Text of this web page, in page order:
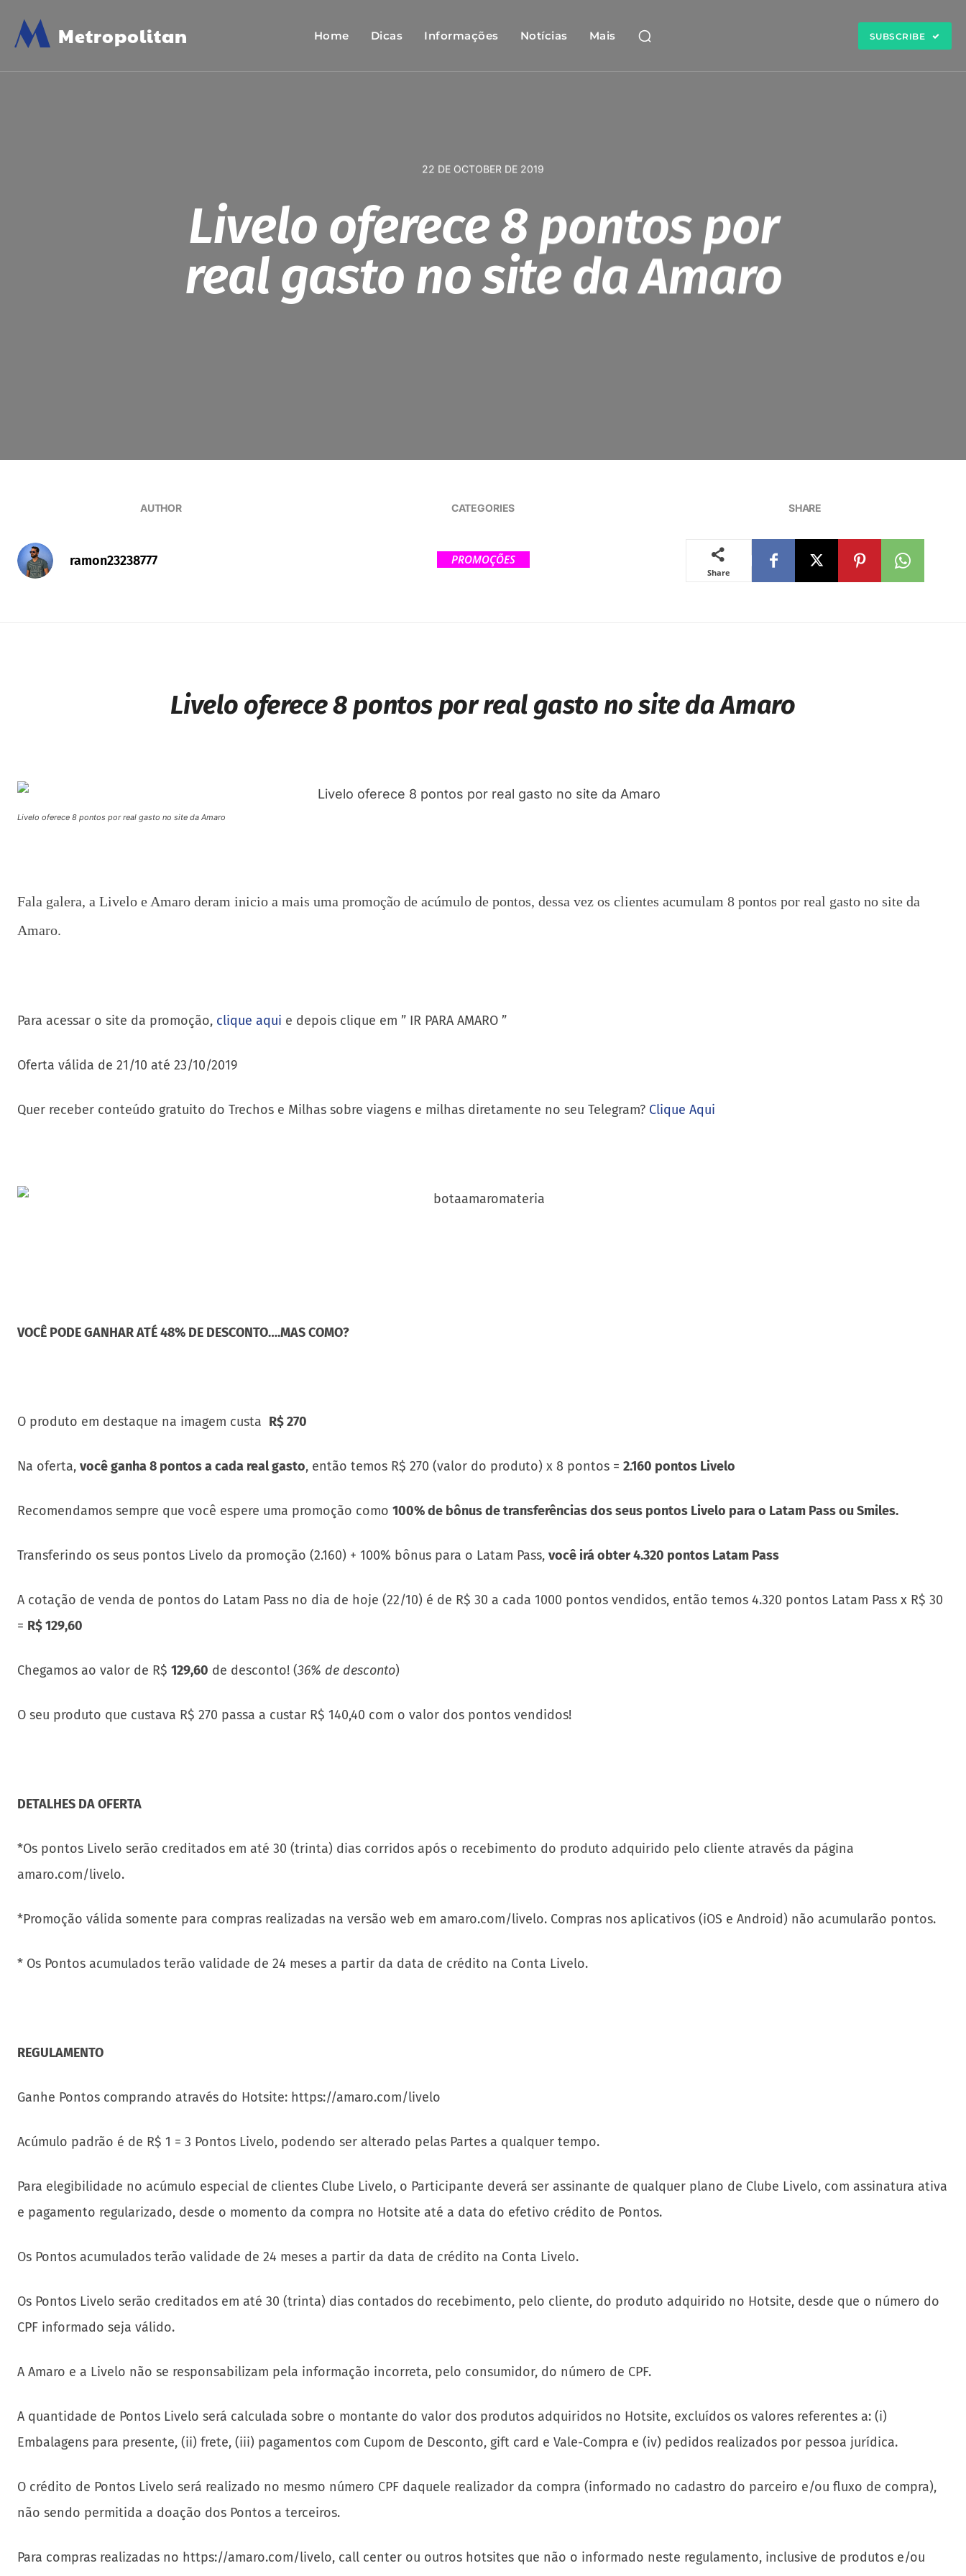
M Metropolitan Home Dicas Informações Notícias Mais SUBSCRIBE
22 DE OCTOBER DE 2019
Livelo oferece 8 pontos por
real gasto no site da Amaro
AUTHOR
ramon23238777
CATEGORIES
PROMOÇÕES
SHARE
Share
Livelo oferece 8 pontos por real gasto no site da Amaro
Livelo oferece 8 pontos por real gasto no site da Amaro
Fala galera, a Livelo e Amaro deram inicio a mais uma promoção de acúmulo de pontos, dessa vez os clientes acumulam 8 pontos por real gasto no site da
Amaro.
Para acessar o site da promoção, clique aqui e depois clique em ” IR PARA AMARO ”
Oferta válida de 21/10 até 23/10/2019
Quer receber conteúdo gratuito do Trechos e Milhas sobre viagens e milhas diretamente no seu Telegram? Clique Aqui
VOCÊ PODE GANHAR ATÉ 48% DE DESCONTO….MAS COMO?
O produto em destaque na imagem custa R$ 270
Na oferta, você ganha 8 pontos a cada real gasto, então temos R$ 270 (valor do produto) x 8 pontos = 2.160 pontos Livelo
Recomendamos sempre que você espere uma promoção como 100% de bônus de transferências dos seus pontos Livelo para o Latam Pass ou Smiles.
Transferindo os seus pontos Livelo da promoção (2.160) + 100% bônus para o Latam Pass, você irá obter 4.320 pontos Latam Pass
A cotação de venda de pontos do Latam Pass no dia de hoje (22/10) é de R$ 30 a cada 1000 pontos vendidos, então temos 4.320 pontos Latam Pass x R$ 30
= R$ 129,60
Chegamos ao valor de R$ 129,60 de desconto! (36% de desconto)
O seu produto que custava R$ 270 passa a custar R$ 140,40 com o valor dos pontos vendidos!
DETALHES DA OFERTA
*Os pontos Livelo serão creditados em até 30 (trinta) dias corridos após o recebimento do produto adquirido pelo cliente através da página
amaro.com/livelo.
*Promoção válida somente para compras realizadas na versão web em amaro.com/livelo. Compras nos aplicativos (iOS e Android) não acumularão pontos.
* Os Pontos acumulados terão validade de 24 meses a partir da data de crédito na Conta Livelo.
REGULAMENTO
Ganhe Pontos comprando através do Hotsite: https://amaro.com/livelo
Acúmulo padrão é de R$ 1 = 3 Pontos Livelo, podendo ser alterado pelas Partes a qualquer tempo.
Para elegibilidade no acúmulo especial de clientes Clube Livelo, o Participante deverá ser assinante de qualquer plano de Clube Livelo, com assinatura ativa
e pagamento regularizado, desde o momento da compra no Hotsite até a data do efetivo crédito de Pontos.
Os Pontos acumulados terão validade de 24 meses a partir da data de crédito na Conta Livelo.
Os Pontos Livelo serão creditados em até 30 (trinta) dias contados do recebimento, pelo cliente, do produto adquirido no Hotsite, desde que o número do
CPF informado seja válido.
A Amaro e a Livelo não se responsabilizam pela informação incorreta, pelo consumidor, do número de CPF.
A quantidade de Pontos Livelo será calculada sobre o montante do valor dos produtos adquiridos no Hotsite, excluídos os valores referentes a: (i)
Embalagens para presente, (ii) frete, (iii) pagamentos com Cupom de Desconto, gift card e Vale-Compra e (iv) pedidos realizados por pessoa jurídica.
O crédito de Pontos Livelo será realizado no mesmo número CPF daquele realizador da compra (informado no cadastro do parceiro e/ou fluxo de compra),
não sendo permitida a doação dos Pontos a terceiros.
Para compras realizadas no https://amaro.com/livelo, call center ou outros hotsites que não o informado neste regulamento, inclusive de produtos e/ou